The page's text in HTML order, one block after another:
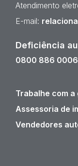
Atendimento
E-mail:
Deficiência
0800 886 0006
Trabalhe com a
Assessoria de
Vendedores